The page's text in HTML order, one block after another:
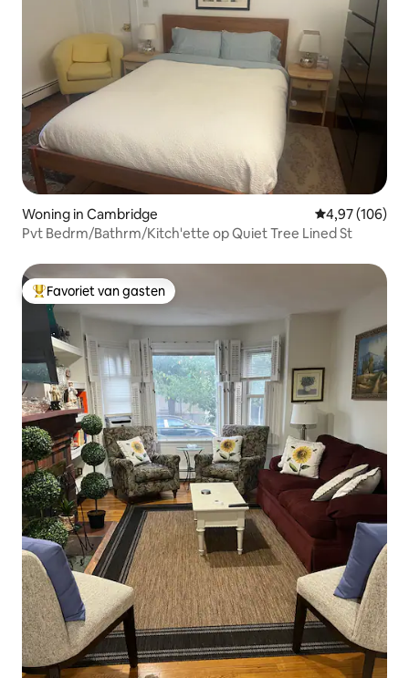
Woning in Cambridge Gemiddelde
4,97 (106)
Pvt Bedrm/Bathrm/Kitch'ette op Quiet Tree Lined St
Topfavoriet van gasten
Favoriet van gasten